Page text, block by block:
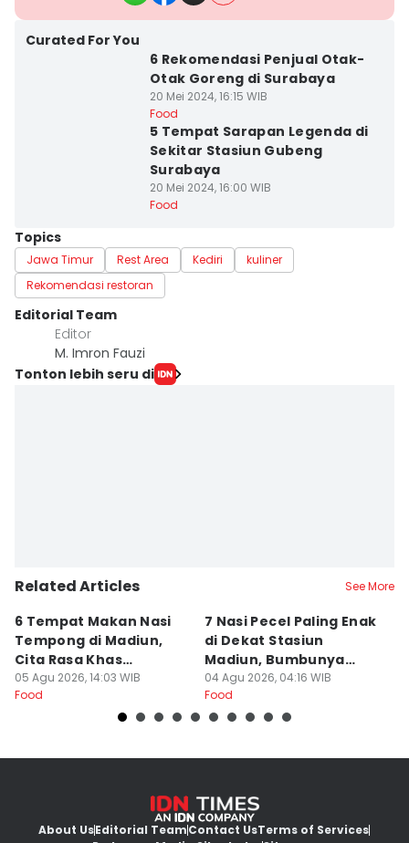
Curated For You
6 Rekomendasi Penjual Otak-
Otak Goreng di Surabaya
20 Mei 2024, 16:15 WIB
Food
5 Tempat Sarapan Legenda di
Sekitar Stasiun Gubeng
Surabaya
20 Mei 2024, 16:00 WIB
Food
Topics
Jawa Timur Rest Area Kediri
kuliner
Rekomendasi restoran
Editorial Team
Editor
M. Imron Fauzi
Tonton lebih seru di
Related Articles See More
6 Tempat Makan Nasi
Tempong di Madiun,
Cita Rasa Khas
Banyuwangi
05 Agu 2026, 14:03 WIB
Food
7 Nasi Pecel Paling Enak
di Dekat Stasiun
Madiun, Bumbunya
Khas
04 Agu 2026, 04:16 WIB
Food
About UsEditorial TeamContact UsTerms of Services